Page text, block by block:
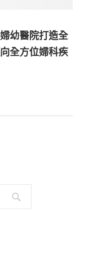
幼醫院打造全
全方位婦科疾